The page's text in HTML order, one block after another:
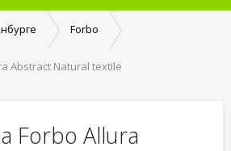
Forbo
Abstract Natural textile
Forbo Allura